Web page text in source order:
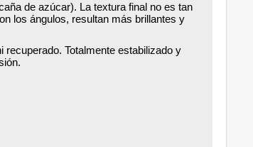
de azúcar). La textura final no es tan
los ángulos, resultan más brillantes y
Totalmente estabilizado y